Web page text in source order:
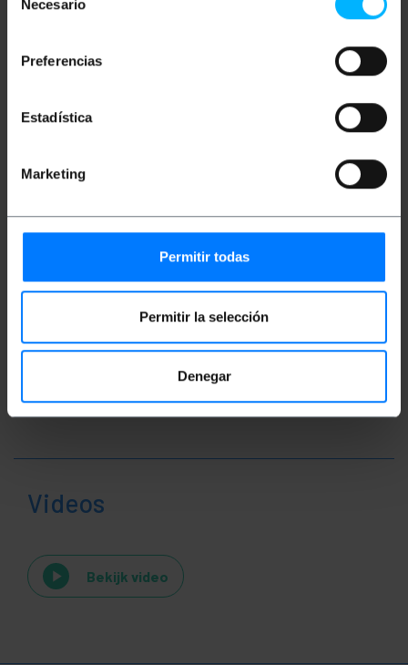
Necesario
Preferencias
Estadística
Marketing
Permitir todas
Permitir la selección
Denegar
hoogte): 4.9 x 1.7 x 1.3 cm
Videos
Bekijk video